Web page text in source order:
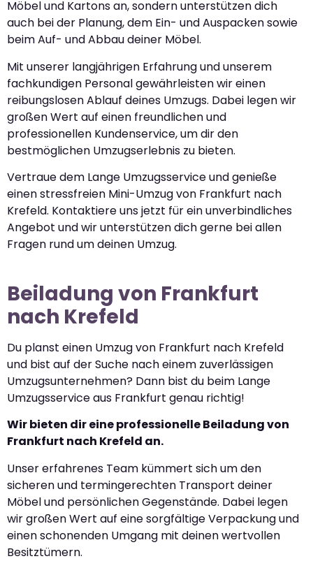
Möbel und Kartons an, sondern unterstützen dich
auch bei der Planung, dem Ein- und Auspacken sowie
beim Auf- und Abbau deiner Möbel.
Mit unserer langjährigen Erfahrung und unserem
fachkundigen Personal gewährleisten wir einen
reibungslosen Ablauf deines Umzugs. Dabei legen wir
großen Wert auf einen freundlichen und
professionellen Kundenservice, um dir den
bestmöglichen Umzugserlebnis zu bieten.
Vertraue dem Lange Umzugsservice und genieße
einen stressfreien Mini-Umzug von Frankfurt nach
Krefeld. Kontaktiere uns jetzt für ein unverbindliches
Angebot und wir unterstützen dich gerne bei allen
Fragen rund um deinen Umzug.
Beiladung von Frankfurt
nach Krefeld
Du planst einen Umzug von Frankfurt nach Krefeld
und bist auf der Suche nach einem zuverlässigen
Umzugsunternehmen? Dann bist du beim Lange
Umzugsservice aus Frankfurt genau richtig!
Wir bieten dir eine professionelle Beiladung von
Frankfurt nach Krefeld an.
Unser erfahrenes Team kümmert sich um den
sicheren und termingerechten Transport deiner
Möbel und persönlichen Gegenstände. Dabei legen
wir großen Wert auf eine sorgfältige Verpackung und
einen schonenden Umgang mit deinen wertvollen
Besitztümern.